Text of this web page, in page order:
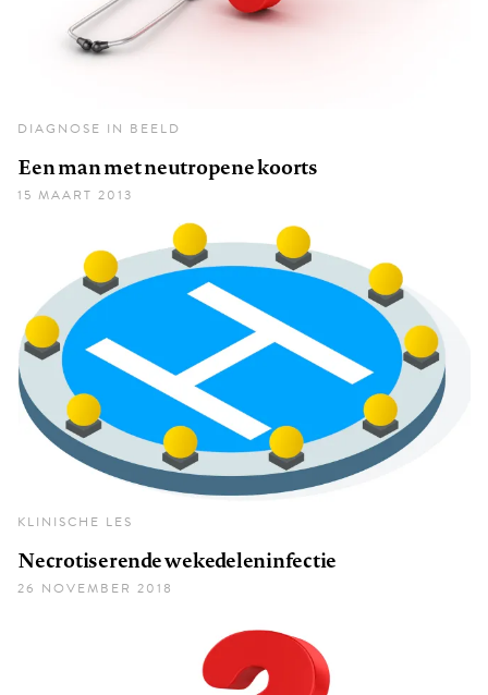
DIAGNOSE IN BEELD
Een man met neutropene koorts
15 MAART 2013
KLINISCHE LES
Necrotiserende wekedeleninfectie
26 NOVEMBER 2018